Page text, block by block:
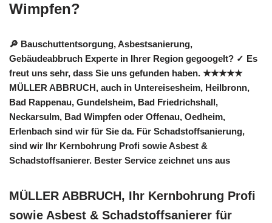
Wimpfen?
🔎 Bauschuttentsorgung, Asbestsanierung,
Gebäudeabbruch Experte in Ihrer Region gegoogelt? ✓ Es
freut uns sehr, dass Sie uns gefunden haben. ★★★★★
MÜLLER ABBRUCH, auch in Untereisesheim, Heilbronn,
Bad Rappenau, Gundelsheim, Bad Friedrichshall,
Neckarsulm, Bad Wimpfen oder Offenau, Oedheim,
Erlenbach sind wir für Sie da. Für Schadstoffsanierung,
sind wir Ihr Kernbohrung Profi sowie Asbest &
Schadstoffsanierer. Bester Service zeichnet uns aus
MÜLLER ABBRUCH, Ihr Kernbohrung Profi
sowie Asbest & Schadstoffsanierer für